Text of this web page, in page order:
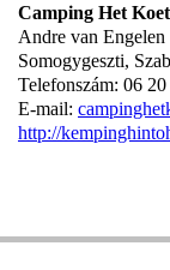
Camping Het
Andre van
Somogygeszti,
Telefonszám: 06
E-mail:
http://